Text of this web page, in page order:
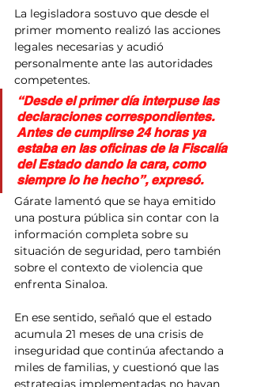
La legisladora sostuvo que desde el
primer momento realizó las acciones
legales necesarias y acudió
personalmente ante las autoridades
competentes.
“Desde el primer día interpuse las
declaraciones correspondientes.
Antes de cumplirse 24 horas ya
estaba en las oficinas de la Fiscalía
del Estado dando la cara, como
siempre lo he hecho”, expresó.
Gárate lamentó que se haya emitido
una postura pública sin contar con la
información completa sobre su
situación de seguridad, pero también
sobre el contexto de violencia que
enfrenta Sinaloa.
En ese sentido, señaló que el estado
acumula 21 meses de una crisis de
inseguridad que continúa afectando a
miles de familias, y cuestionó que las
estrategias implementadas no hayan